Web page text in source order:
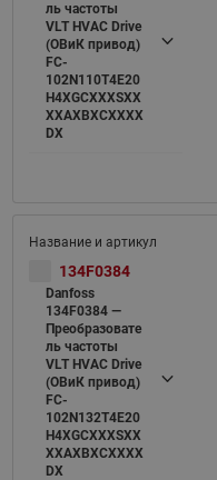
ль частоты
VLT HVAC Drive
(ОВиК привод)
FC-
102N110T4E20
H4XGCXXXSXX
XXAXBXCXXXX
DX
134F0384
Danfoss
134F0384 —
Преобразовате
ль частоты
VLT HVAC Drive
(ОВиК привод)
FC-
102N132T4E20
H4XGCXXXSXX
XXAXBXCXXXX
DX